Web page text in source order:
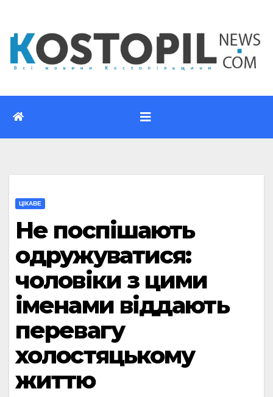
вмісту
ЦІКАВЕ
Не поспішають
одружуватися:
чоловіки з цими
іменами віддають
перевагу
холостяцькому
життю